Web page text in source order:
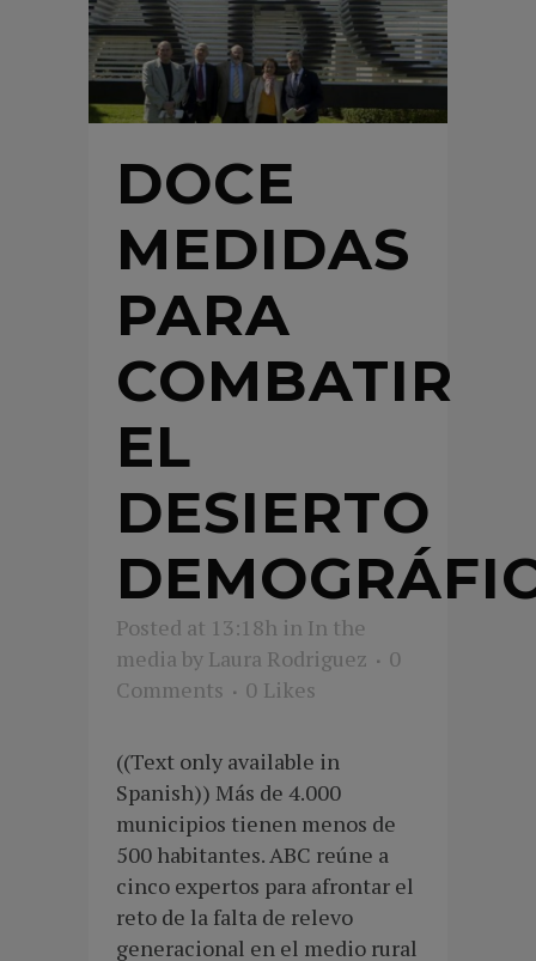
DOCE
MEDIDAS
PARA
COMBATIR
EL
DESIERTO
Posted at 13:18h in In the
media by Laura Rodriguez
0
Comments
0 Likes
((Text only available in
Spanish)) Más de 4.000
municipios tienen menos de
500 habitantes. ABC reúne a
cinco expertos para afrontar el
reto de la falta de relevo
generacional en el medio rural